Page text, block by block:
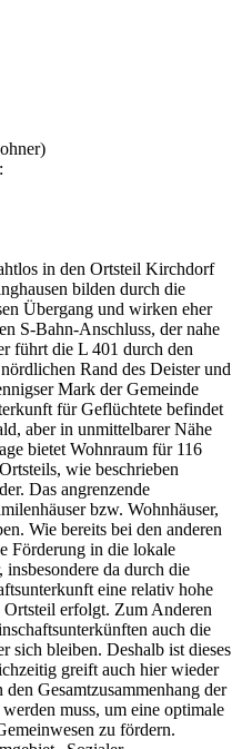
in den Ortsteil Kirchdorf
bilden durch die
Übergang und wirken eher
S-Bahn-Anschluss, der nahe
führt die L 401 durch den
Rand des Deister und
Mark der Gemeinde
für Geflüchtete befindet
aber in unmittelbarer Nähe
bietet Wohnraum für 116
wie beschrieben
Das angrenzende
bzw. Wohnhäuser,
Wie bereits bei den anderen
Förderung in die lokale
da durch die
eine relativ hohe
erfolgt. Zum Anderen
auch die
sich bleiben. Deshalb ist dieses
greift auch hier wieder
Gesamtzusammenhang der
muss, um eine optimale
zu fördern.